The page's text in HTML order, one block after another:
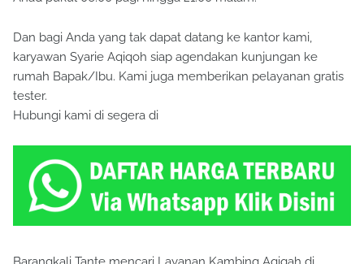
Dan bagi Anda yang tak dapat datang ke kantor kami,
karyawan Syarie Aqiqoh siap agendakan kunjungan ke
rumah Bapak/Ibu. Kami juga memberikan pelayanan gratis
tester.
Hubungi kami di segera di